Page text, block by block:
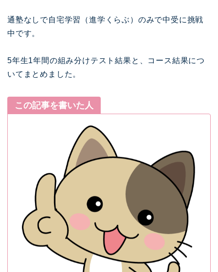
通塾なしで自宅学習（進学くらぶ）のみで中受に挑戦
中です。
5年生1年間の組み分けテスト結果と、コース結果につ
いてまとめました。
この記事を書いた人